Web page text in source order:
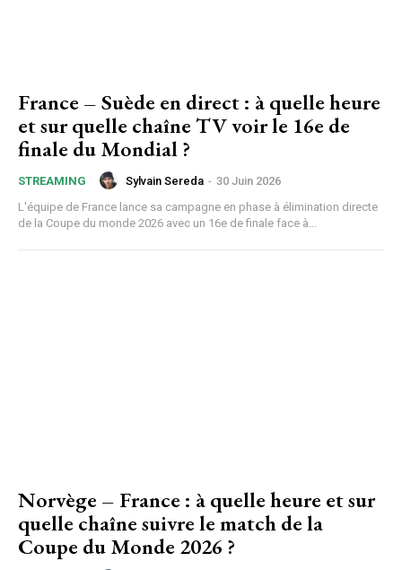
France – Suède en direct : à quelle heure
et sur quelle chaîne TV voir le 16e de
finale du Mondial ?
STREAMING Sylvain Sereda - 30 Juin 2026
L'équipe de France lance sa campagne en phase à élimination directe
de la Coupe du monde 2026 avec un 16e de finale face à...
Norvège – France : à quelle heure et sur
quelle chaîne suivre le match de la
Coupe du Monde 2026 ?